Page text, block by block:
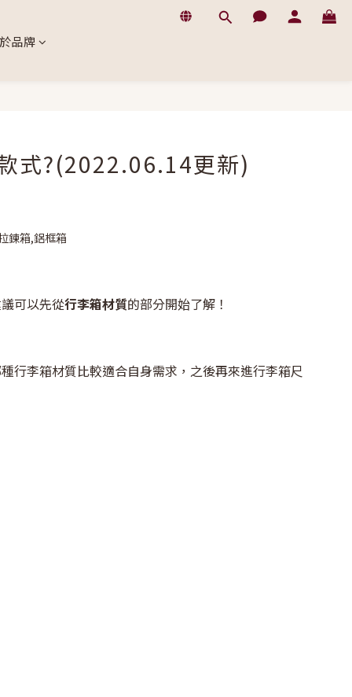
品牌
式?(2022.06.14更新)
可以先從行李箱材質的部分開始了解！
行李箱材質比較適合自身需求，之後再來進行李箱尺